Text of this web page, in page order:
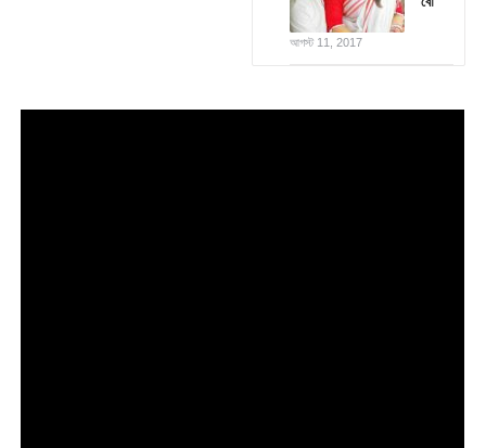
আগস্ট 11, 2017